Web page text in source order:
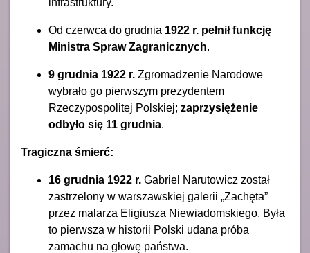
infrastruktury.
Od czerwca do grudnia 1922 r. pełnił funkcję
Ministra Spraw Zagranicznych.
9 grudnia 1922 r. Zgromadzenie Narodowe
wybrało go pierwszym prezydentem
Rzeczypospolitej Polskiej; zaprzysiężenie
odbyło się 11 grudnia.
Tragiczna śmierć:
16 grudnia 1922 r. Gabriel Narutowicz został
zastrzelony w warszawskiej galerii „Zachęta”
przez malarza Eligiusza Niewiadomskiego. Była
to pierwsza w historii Polski udana próba
zamachu na głowę państwa.